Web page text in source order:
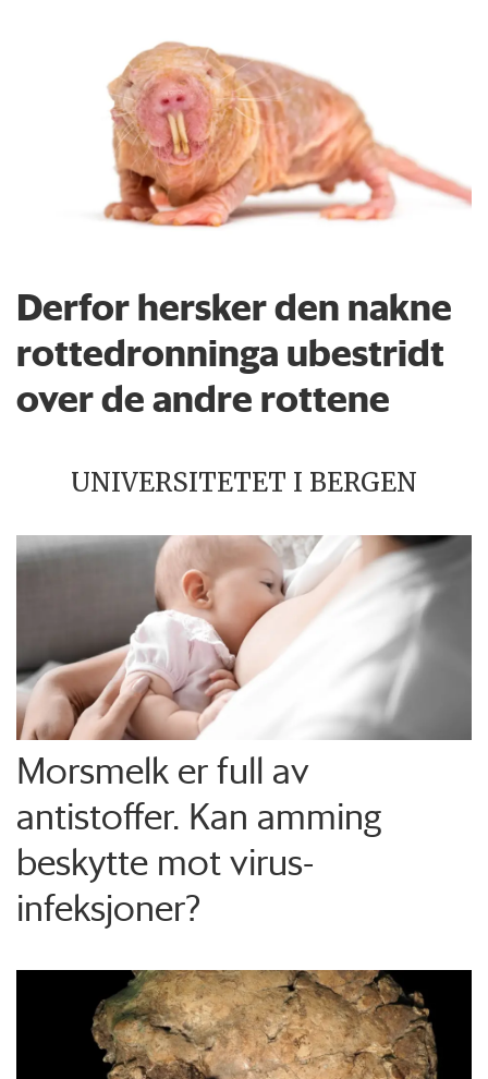
Derfor hersker den nakne
rottedronninga ubestridt
over de andre rottene
UNIVERSITETET I BERGEN
Morsmelk er full av
antistoffer. Kan amming
beskytte mot virus-
infeksjoner?